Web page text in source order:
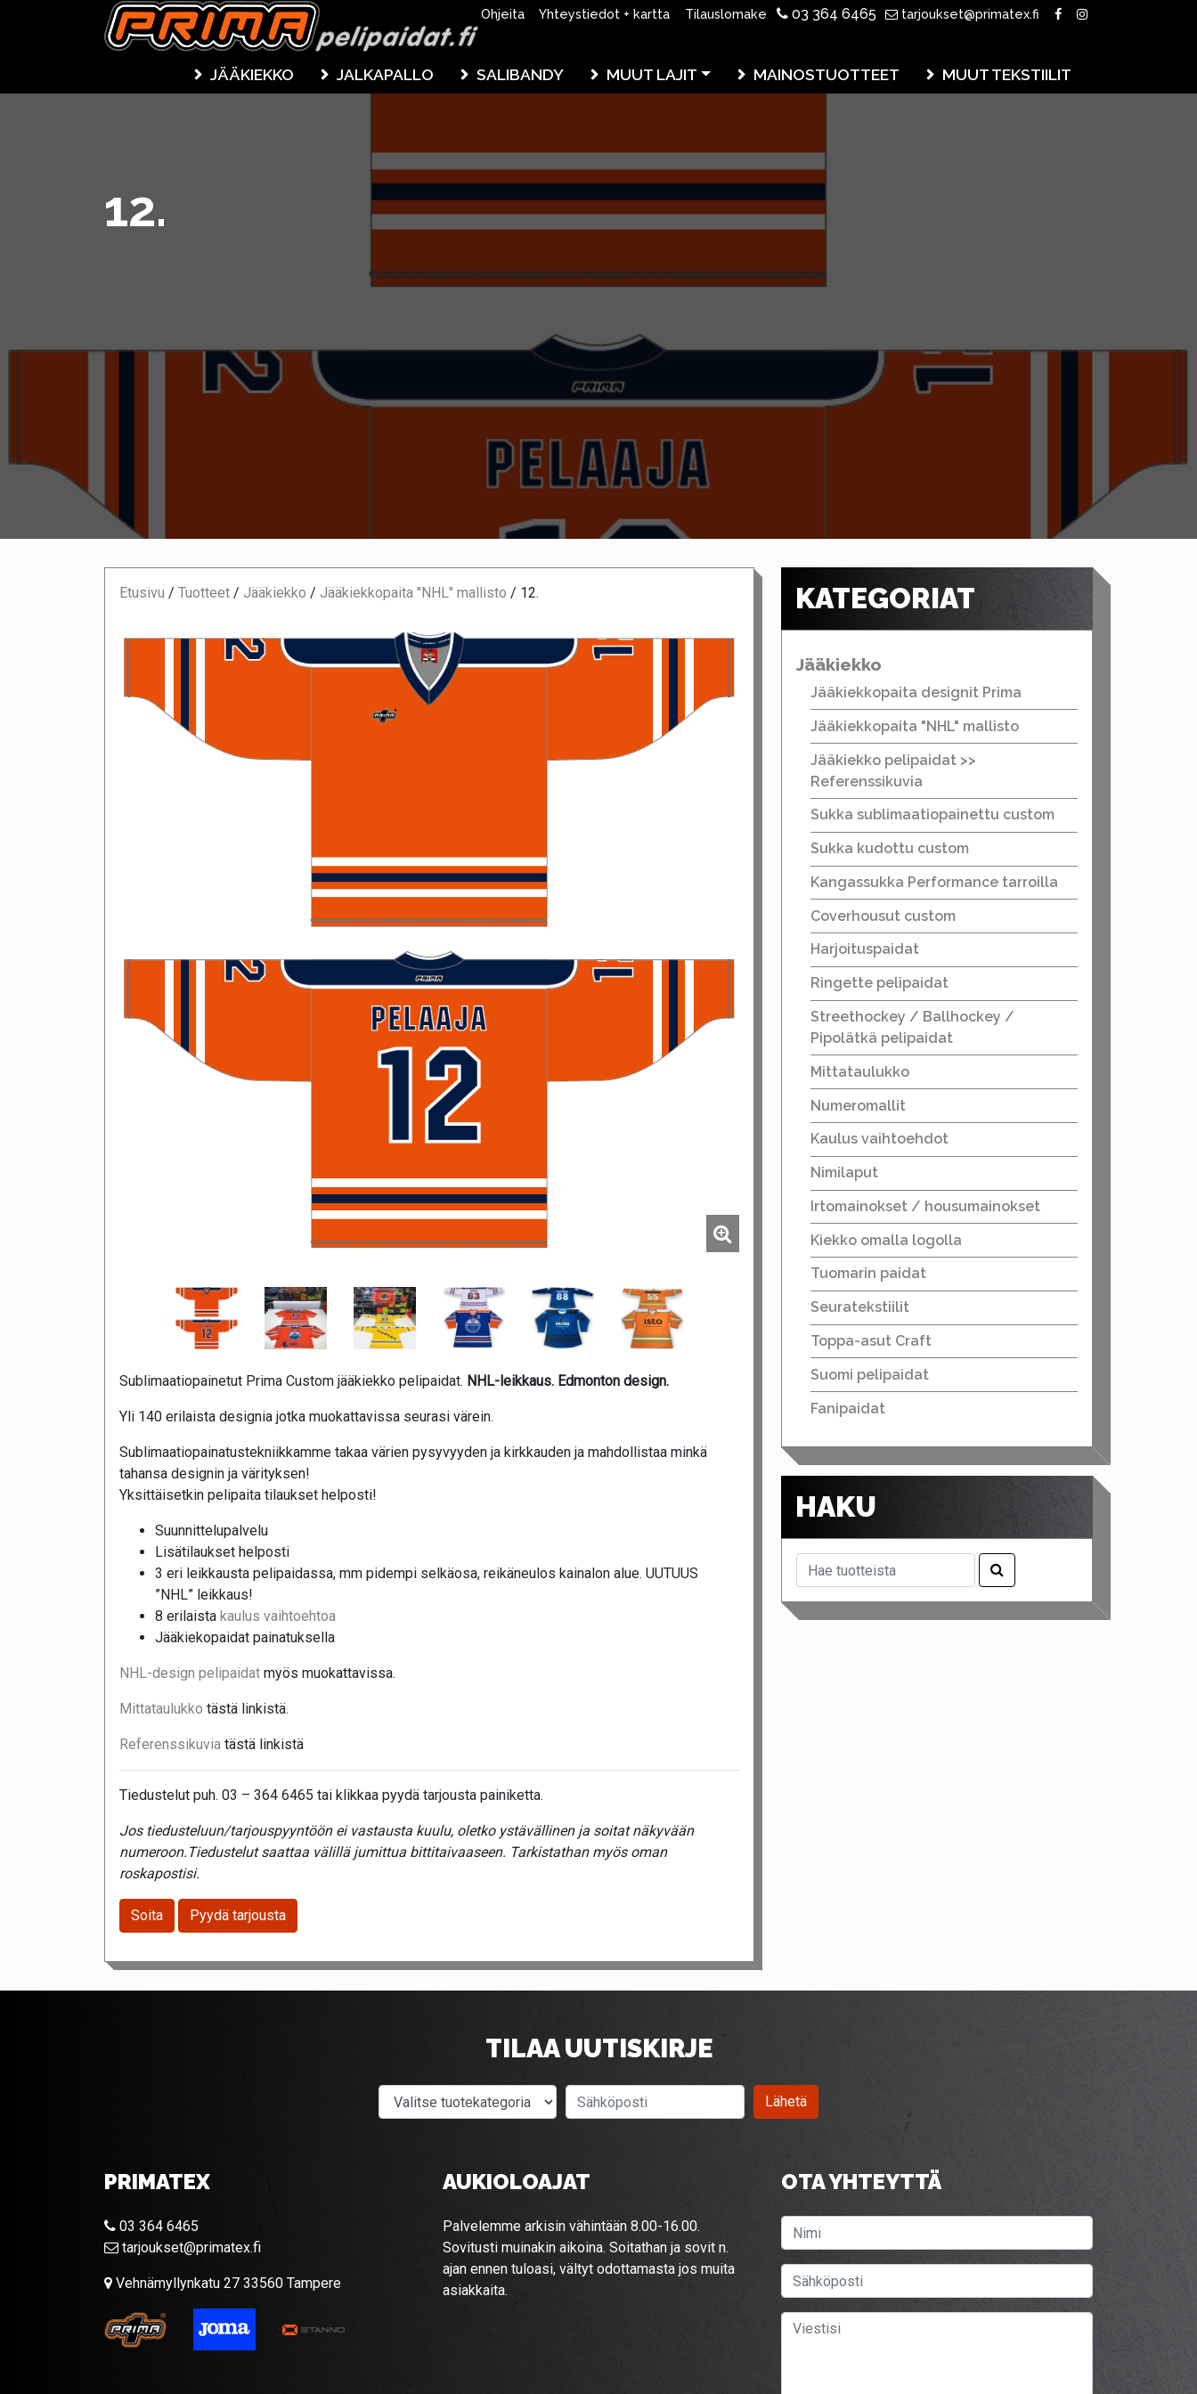
Ohjeita Yhteystiedot + kartta Tilauslomake 03 364 6465 tarjoukset@primatex.fi
JÄÄKIEKKO JALKAPALLO SALIBANDY MUUT LAJIT MAINOSTUOTTEET MUUT TEKSTIILIT
12.
Etusivu / Tuotteet / Jääkiekko / Jääkiekkopaita "NHL" mallisto / 12.
Sublimaatiopainetut Prima Custom jääkiekko pelipaidat. NHL-leikkaus. Edmonton design.
Yli 140 erilaista designia jotka muokattavissa seurasi värein.
Sublimaatiopainatustekniikkamme takaa värien pysyvyyden ja kirkkauden ja mahdollistaa minkä
tahansa designin ja värityksen!
Yksittäisetkin pelipaita tilaukset helposti!
Suunnittelupalvelu
Lisätilaukset helposti
3 eri leikkausta pelipaidassa, mm pidempi selkäosa, reikäneulos kainalon alue. UUTUUS
”NHL” leikkaus!
8 erilaista kaulus vaihtoehtoa
Jääkiekopaidat painatuksella
NHL-design pelipaidat myös muokattavissa.
Mittataulukko tästä linkistä.
Referenssikuvia tästä linkistä
Tiedustelut puh. 03 – 364 6465 tai klikkaa pyydä tarjousta painiketta.
Jos tiedusteluun/tarjouspyyntöön ei vastausta kuulu, oletko ystävällinen ja soitat näkyvään
numeroon.Tiedustelut saattaa välillä jumittua bittitaivaaseen. Tarkistathan myös oman
roskapostisi.
Soita Pyydä tarjousta
KATEGORIAT
Jääkiekko
Jääkiekkopaita designit Prima
Jääkiekkopaita "NHL" mallisto
Jääkiekko pelipaidat >>
Referenssikuvia
Sukka sublimaatiopainettu custom
Sukka kudottu custom
Kangassukka Performance tarroilla
Coverhousut custom
Harjoituspaidat
Ringette pelipaidat
Streethockey / Ballhockey /
Pipolätkä pelipaidat
Mittataulukko
Numeromallit
Kaulus vaihtoehdot
Nimilaput
Irtomainokset / housumainokset
Kiekko omalla logolla
Tuomarin paidat
Seuratekstiilit
Toppa-asut Craft
Suomi pelipaidat
Fanipaidat
HAKU
TILAA UUTISKIRJE
Valitse tuotekategoria Lähetä
PRIMATEX
03 364 6465
tarjoukset@primatex.fi
Vehnämyllynkatu 27 33560 Tampere
AUKIOLOAJAT
Palvelemme arkisin vähintään 8.00-16.00.
Sovitusti muinakin aikoina. Soitathan ja sovit n.
ajan ennen tuloasi, vältyt odottamasta jos muita
asiakkaita.
OTA YHTEYTTÄ